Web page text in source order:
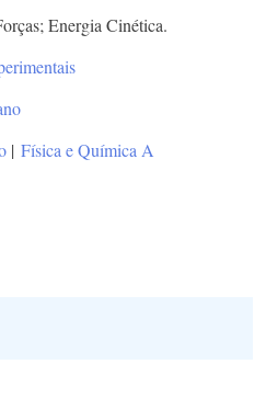
Energia Cinética.
| Física e Química A